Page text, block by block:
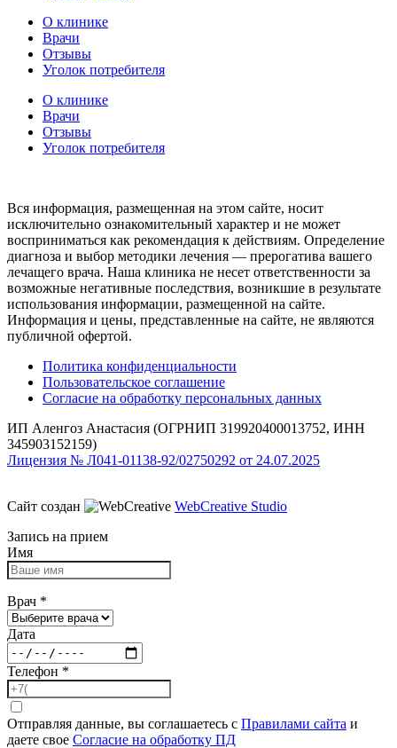
О клинике
Врачи
Отзывы
Уголок потребителя
О клинике
Врачи
Отзывы
Уголок потребителя
Вся информация, размещенная на этом сайте, носит
исключительно ознакомительный характер и не может
восприниматься как рекомендация к действиям. Определение
диагноза и выбор методики лечения — прерогатива вашего
лечащего врача. Наша клиника не несет ответственности за
возможные негативные последствия, возникшие в результате
использования информации, размещенной на сайте.
Информация и цены, представленные на сайте, не являются
публичной офертой.
Политика конфиденциальности
Пользовательское соглашение
Согласие на обработку персональных данных
ИП Аленгоз Анастасия (ОГРНИП 319920400013752, ИНН
345903152159)
Лицензия № Л041-01138-92/02750292 от 24.07.2025
Сайт создан
WebCreative Studio
Запись на прием
Имя
Врач *
Дата
Телефон *
Отправляя данные, вы соглашаетесь с Правилами сайта и
даете свое Согласие на обработку ПД